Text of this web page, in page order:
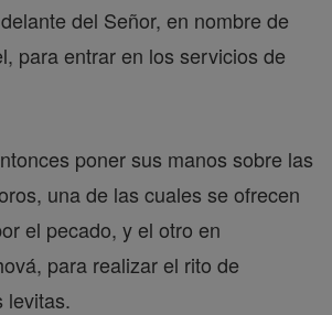
del Señor, en nombre de
para entrar en los servicios de
poner sus manos sobre las
una de las cuales se ofrecen
el pecado, y el otro en
para realizar el rito de
levitas.